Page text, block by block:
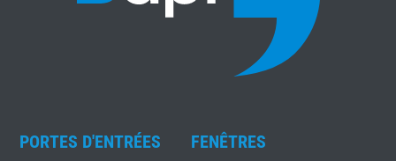
PORTES D'ENTRÉES FENÊTRES